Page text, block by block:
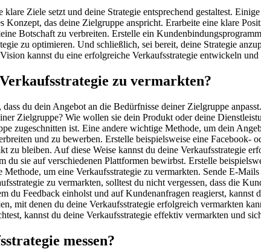
Ziele setzt und deine Strategie entsprechend gestaltest.
Konzept, das deine Zielgruppe anspricht. Erarbeite eine klare
Botschaft zu verbreiten. Erstelle ein
zu optimieren. Und schließlich, sei bereit, deine Strategie
kannst du eine erfolgreiche Verkaufsstrategie entwickeln
zu vermarkten?
du dein Angebot an die Bedürfnisse deiner Zielgruppe
Zielgruppe? Wie wollen sie dein Produkt oder deine
zugeschnitten ist. Eine andere wichtige Methode, um dein
und zu bewerben. Erstelle beispielsweise eine Facebook-
bleiben. Auf diese Weise kannst du deine Verkaufsstrategie
sie auf verschiedenen Plattformen bewirbst. Erstelle
um eine Verkaufsstrategie zu vermarkten. Sende E-
zu vermarkten, solltest du nicht vergessen, dass die
du Feedback einholst und auf Kundenanfragen reagierst,
mit denen du deine Verkaufsstrategie erfolgreich vermarkten
kannst du deine Verkaufsstrategie effektiv vermarkten und
messen?